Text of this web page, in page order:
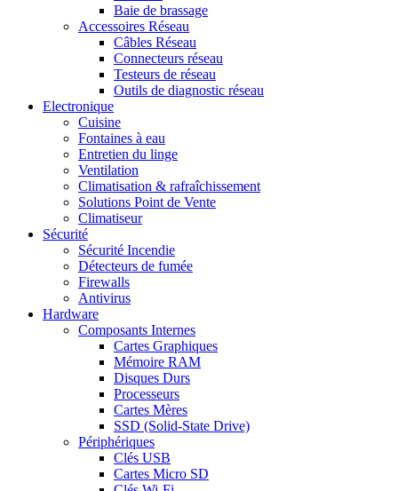
Baie de brassage
Accessoires Réseau
Câbles Réseau
Connecteurs réseau
Testeurs de réseau
Outils de diagnostic réseau
Electronique
Cuisine
Fontaines à eau
Entretien du linge
Ventilation
Climatisation & rafraîchissement
Solutions Point de Vente
Climatiseur
Sécurité
Sécurité Incendie
Détecteurs de fumée
Firewalls
Antivirus
Hardware
Composants Internes
Cartes Graphiques
Mémoire RAM
Disques Durs
Processeurs
Cartes Mères
SSD (Solid-State Drive)
Périphériques
Clés USB
Cartes Micro SD